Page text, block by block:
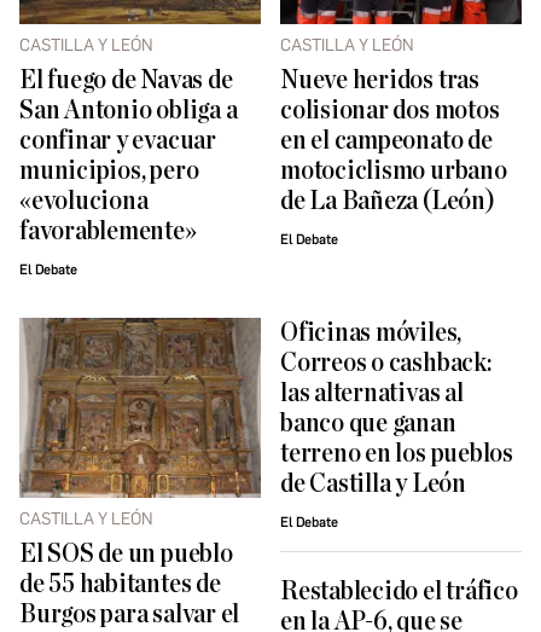
CASTILLA Y LEÓN
El fuego de Navas de
San Antonio obliga a
confinar y evacuar
municipios, pero
«evoluciona
favorablemente»
El Debate
CASTILLA Y LEÓN
Nueve heridos tras
colisionar dos motos
en el campeonato de
motociclismo urbano
de La Bañeza (León)
El Debate
CASTILLA Y LEÓN
El SOS de un pueblo
de 55 habitantes de
Burgos para salvar el
Oficinas móviles,
Correos o cashback:
las alternativas al
banco que ganan
terreno en los pueblos
de Castilla y León
El Debate
Restablecido el tráfico
en la AP-6, que se